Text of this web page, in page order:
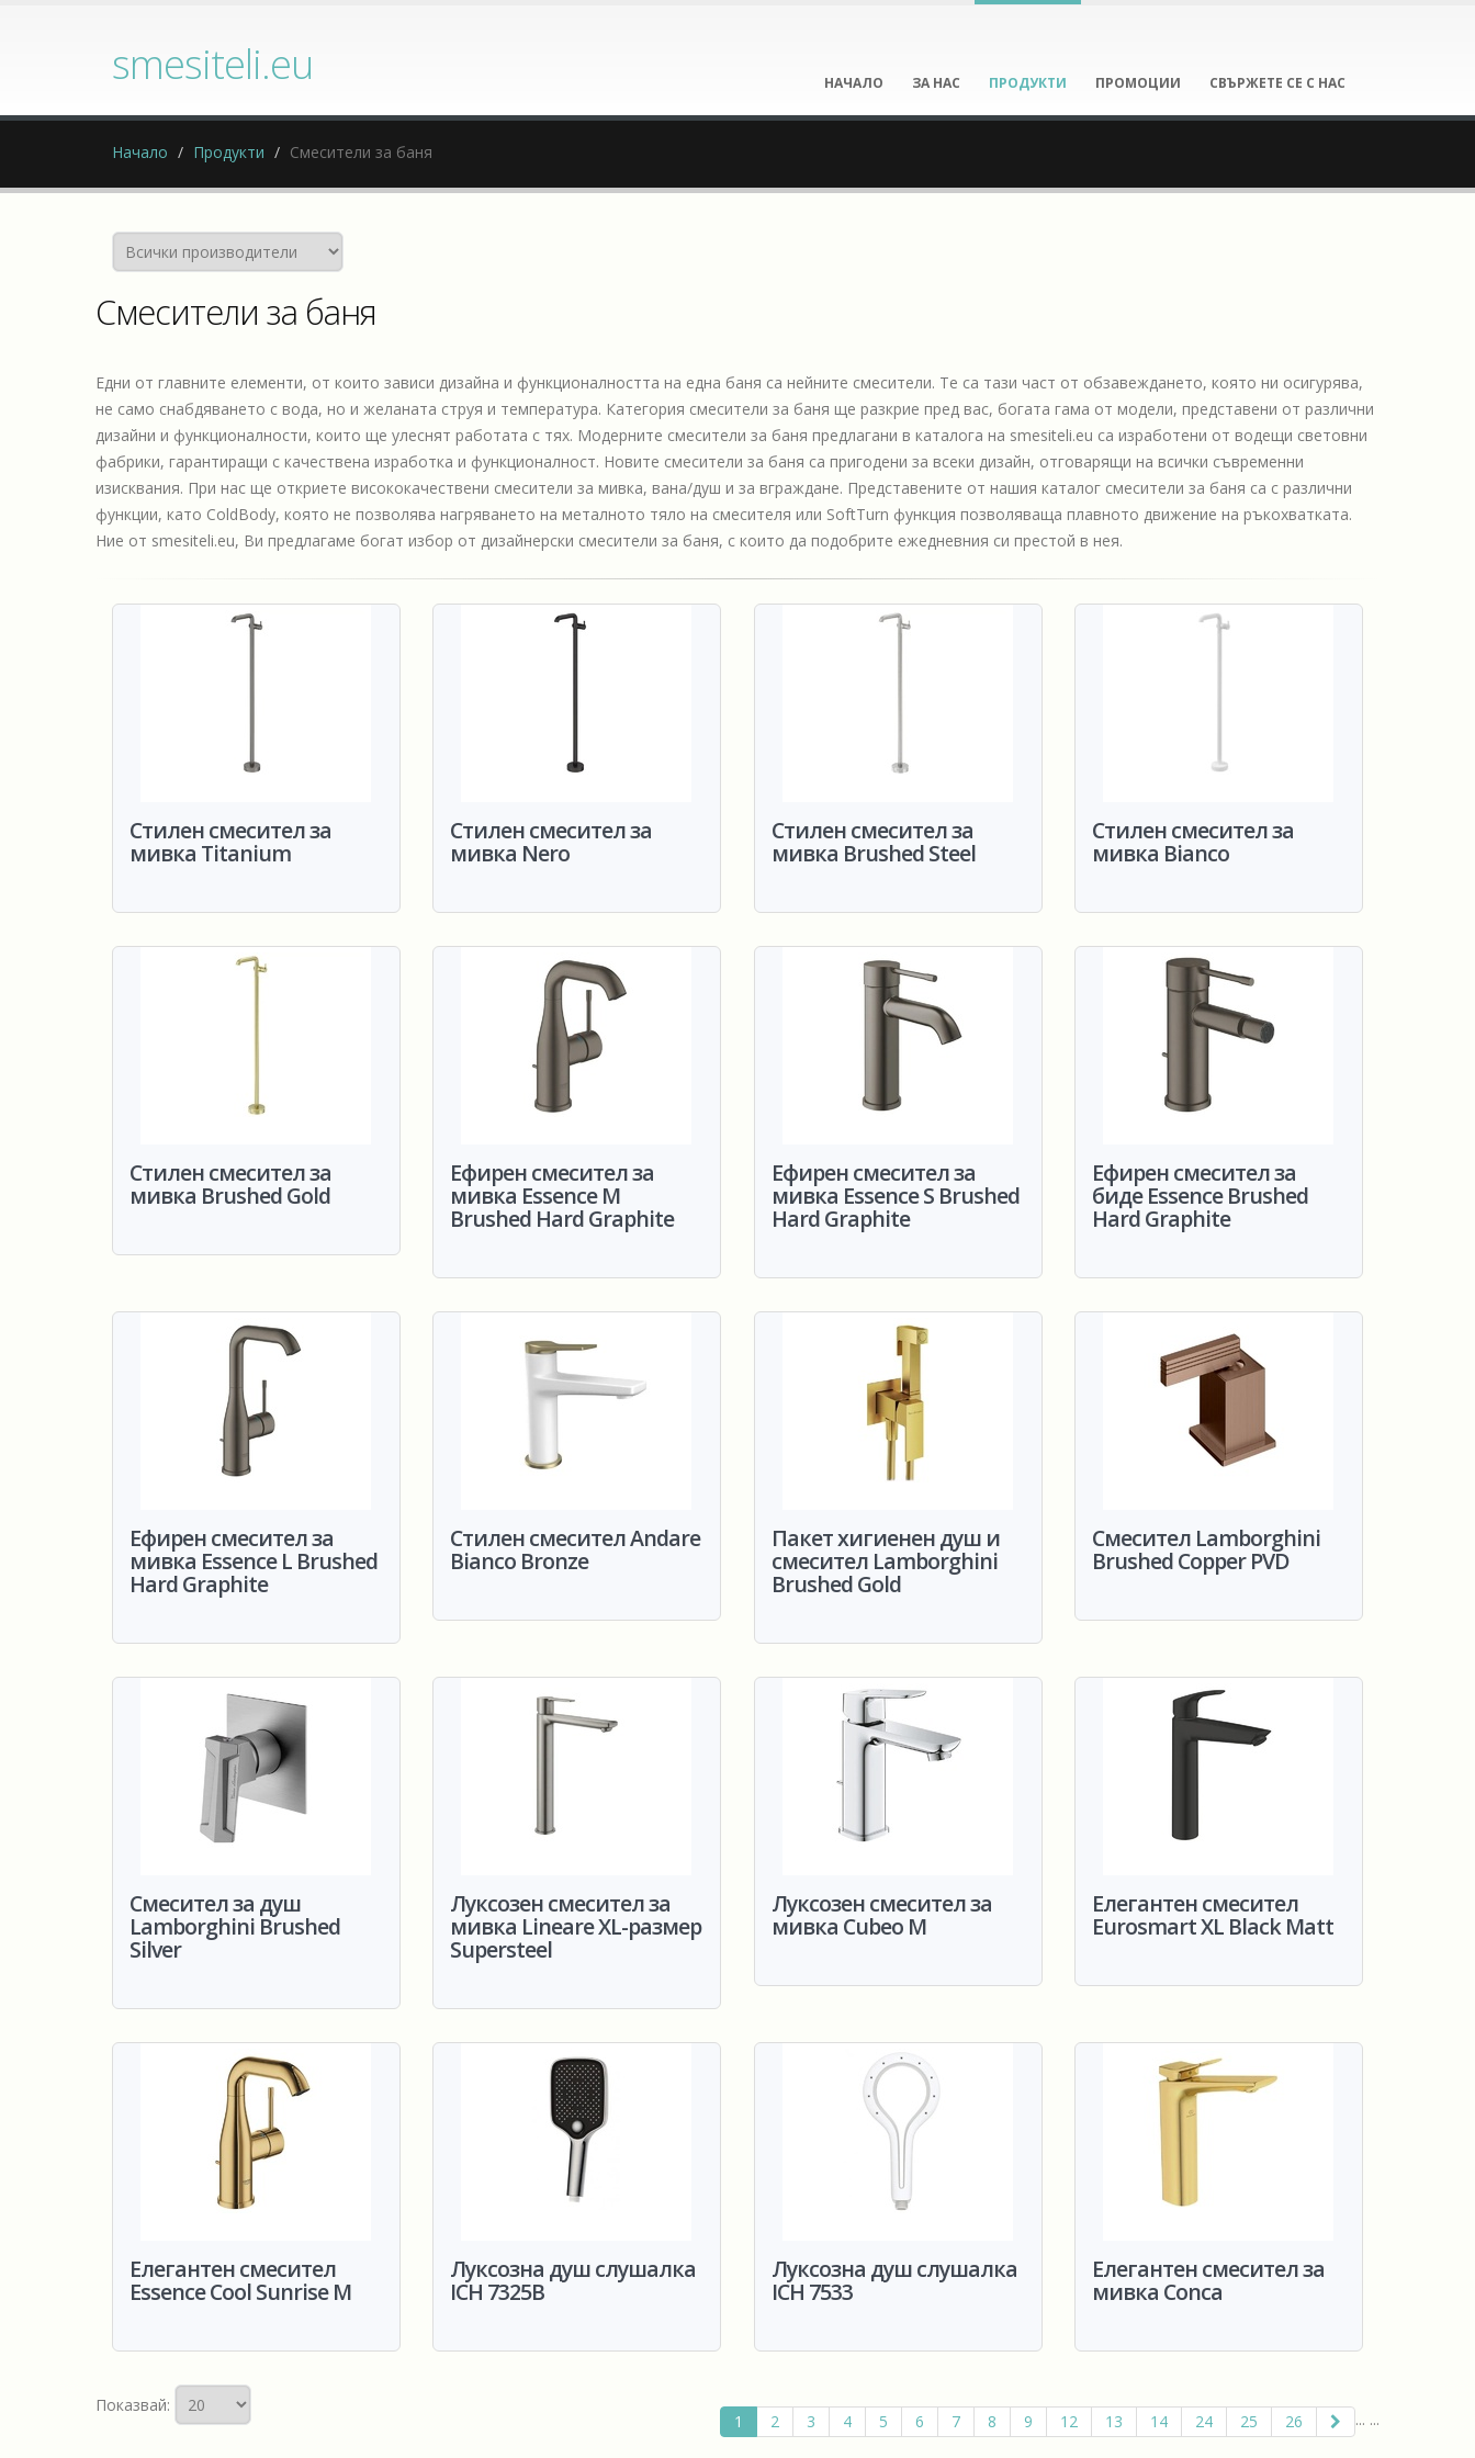
smesiteli.eu НАЧАЛО ЗА НАС ПРОДУКТИ ПРОМОЦИИ СВЪРЖЕТЕ СЕ С НАС
Начало Продукти Смесители за баня
Смесители за баня
Едни от главните елементи, от които зависи дизайна и функционалността на една баня са нейните смесители. Те са тази част от обзавеждането, която ни осигурява,
не само снабдяването с вода, но и желаната струя и температура. Категория смесители за баня ще разкрие пред вас, богата гама от модели, представени от различни
дизайни и функционалности, които ще улеснят работата с тях. Модерните смесители за баня предлагани в каталога на smesiteli.eu са изработени от водещи световни
фабрики, гарантиращи с качествена изработка и функционалност. Новите смесители за баня са пригодени за всеки дизайн, отговарящи на всички съвременни
изисквания. При нас ще откриете висококачествени смесители за мивка, вана/душ и за вграждане. Представените от нашия каталог смесители за баня са с различни
функции, като ColdBody, която не позволява нагряването на металното тяло на смесителя или SoftTurn функция позволяваща плавното движение на ръкохватката.
Ние от smesiteli.eu, Ви предлагаме богат избор от дизайнерски смесители за баня, с които да подобрите ежедневния си престой в нея.
Стилен смесител за
мивка Titanium
Стилен смесител за
мивка Nero
Стилен смесител за
мивка Brushed Steel
Стилен смесител за
мивка Bianco
Стилен смесител за
мивка Brushed Gold
Ефирен смесител за
мивка Essence M
Brushed Hard Graphite
Ефирен смесител за
мивка Essence S Brushed
Hard Graphite
Ефирен смесител за
биде Essence Brushed
Hard Graphite
Ефирен смесител за
мивка Essence L Brushed
Hard Graphite
Стилен смесител Andare
Bianco Bronze
Пакет хигиенен душ и
смесител Lamborghini
Brushed Gold
Смесител Lamborghini
Brushed Copper PVD
Смесител за душ
Lamborghini Brushed
Silver
Луксозен смесител за
мивка Lineare XL-размер
Supersteel
Луксозен смесител за
мивка Cubeo M
Елегантен смесител
Eurosmart XL Black Matt
Елегантен смесител
Essence Cool Sunrise M
Луксозна душ слушалка
ICH 7325B
Луксозна душ слушалка
ICH 7533
Елегантен смесител за
мивка Conca
Показвай:
1 2 3 4 5 6 7 8 9 ...
12 13 14 ...
24 25 26